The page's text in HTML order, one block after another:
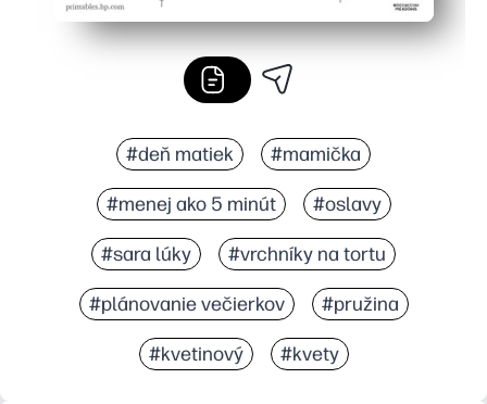
#deň matiek #mamička
#menej ako 5 minút #oslavy
#sara lúky #vrchníky na tortu
#plánovanie večierkov #pružina
#kvetinový #kvety